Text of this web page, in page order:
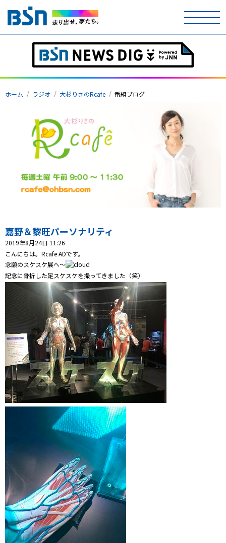
ホーム
テレビ
ラジオ
アナウンサー
イベント
ニュース
プレゼント
コンテンツ・アプリ
キッズ ケンジュ 愛の募金
Well-being
防災・減災
ショッピング
会社概要・ビジョン
お問い合わせ
ホーム ラジオ 大杉りさのRcafe 番組ブログ
嘉野＆黎旺パーソナリティ
2019年8月24日 11:26
こんにちは。Rcafe ADです。
念願のスケスケ展へ～
記念に骨折した足スケスケを撮ってきました（笑）